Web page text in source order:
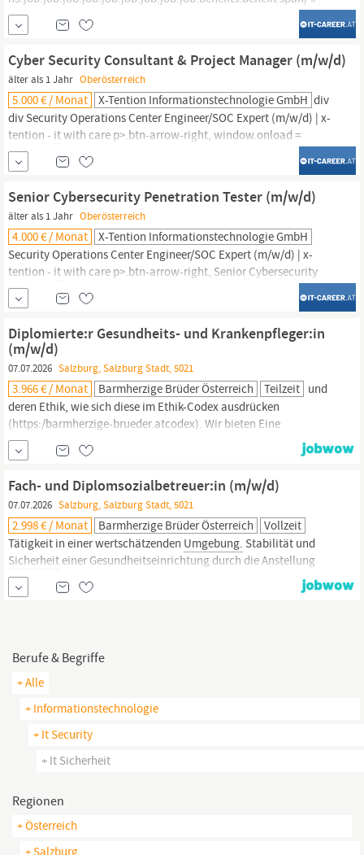
sourceMappingURL=cleanJobPosting.css.map / Senior
Operations Workplace Engineer
m, w, d 38.5h/Woche > €
Cyber Security Consultant & Project Manager (m/w/d)
älter als 1 Jahr Oberösterreich
5.000 € / Monat X-Tention Informationstechnologie GmbH div
div Security Operations Center Engineer/SOC Expert (m/w/d) | x-
tention - itwith care p>.btn-arrow-right, window.onload =
function () Cyber Security Consultant & Project Manager (m/w/d)
Graz, Klagenfurt,
St. Peter/Au, Wels, Wien Intro Deine
persönliche Ansprechpartnerin Caroline EngljähringerHuman
ResourcesKlicken...
Senior Cybersecurity Penetration Tester (m/w/d)
älter als 1 Jahr Oberösterreich
4.000 € / Monat
X-Tention Informationstechnologie GmbH
Security Operations Center Engineer/SOC Expert (m/w/d) | x-
tention - itwith care p>.btn-arrow-right, Senior Cybersecurity
Penetration Tester (m/w/d) Graz, Klagenfurt,
Peter/Au, Wels, Wien Intro Deine persönliche Ansprechpartnerin
der E-Mail Traumjob nicht
Diplomierte:r Gesundheits- und Krankenpfleger:in
(m/w/d)
07.07.2026 Salzburg, Salzburg Stadt, 5021
3.966 € / Monat Barmherzige Brüder Österreich Teilzeit und
deren Ethik, wie sich diese im Ethik-Codex ausdrücken
(https:/barmherzige-brueder.atcodex). Wir bieten Eine
herausfordernde Tätigkeit in einer wertschätzenden
Umgebung.
Stabilität undSicherheit
einer Gesundheitseinrichtung durch die
Anstellung beim Krankenhaus der Barmherzigen Brüder Linz. Ein
breites Lernfeld in einem sehr...
Fach- und Diplomsozialbetreuer:in (m/w/d)
07.07.2026 Salzburg, Salzburg Stadt, 5021
2.998 € / Monat Barmherzige Brüder Österreich
Vollzeit
Tätigkeit in einer wertschätzenden Umgebung. Stabilität und
Sicherheiteiner Gesundheitseinrichtung durch die Anstellung
beim Krankenhaus der Barmherzigen Brüder Linz. Ein breites
Lernfeld in einem sehr motivierten Team. Die Möglichkeit
Berufe & Begriffe
+ Alle
+ Informationstechnologie
+ It Security
+ It Sicherheit
Regionen
+ Österreich
+ Salzburg